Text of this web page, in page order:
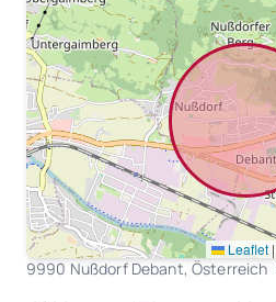
Leaflet |
9990 Nußdorf Debant, Österreich